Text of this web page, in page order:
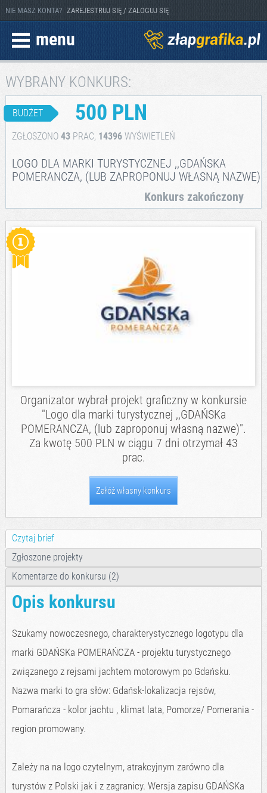
NIE MASZ KONTA? ZAREJESTRUJ SIĘ / ZALOGUJ SIĘ
menu
WYBRANY KONKURS:
BUDŻET 500 PLN
ZGŁOSZONO 43PRAC, 14396WYŚWIETLEŃ
LOGO DLA MARKI TURYSTYCZNEJ ,,GDAŃSKA
POMERANCZA, (LUB ZAPROPONUJ WŁASNĄ NAZWE)
Konkurs zakończony
Organizator wybrał projekt graficzny w konkursie
"Logo dla marki turystycznej ,,GDAŃSKa
POMERANCZA, (lub zaproponuj własną nazwe)".
Za kwotę 500 PLN w ciągu 7 dni otrzymał 43
prac.
Załóż własny konkurs
Czytaj brief
Zgłoszone projekty
Komentarze do konkursu (2)
Opis konkursu
Szukamy nowoczesnego, charakterystycznego logotypu dla
marki GDAŃSKa POMERAŃCZA - projektu turystycznego
związanego z rejsami jachtem motorowym po Gdańsku.
Nazwa marki to gra słów: Gdańsk-lokalizacja rejsów,
Pomarańcza - kolor jachtu , klimat lata, Pomorze/ Pomerania -
region promowany.
Zależy na na logo czytelnym, atrakcyjnym zarówno dla
turystów z Polski jak i z zagranicy. Wersja zapisu GDAŃSKa